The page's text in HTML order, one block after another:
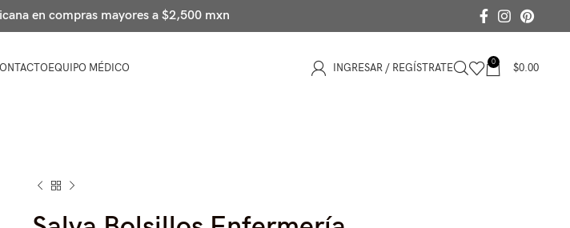
en compras mayores a $2,500 mxn
EQUIPO MÉDICO INGRESAR / REGÍSTRATE 0 $0.00